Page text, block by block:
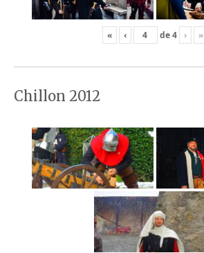
« ‹ de4 › »
Chillon 2012